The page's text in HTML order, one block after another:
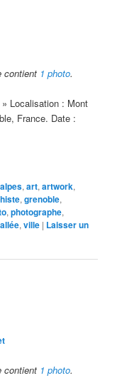
contient 1 photo.
Localisation : Mont
France. Date :
alpes,art,artwork,
,grenoble,
,photographe,
,ville | Laisser un
contient 1 photo.